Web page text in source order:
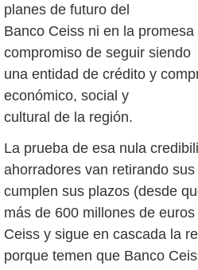
planes de futuro del
Banco Ceiss ni en la
compromiso de seguir siendo
una entidad de crédito y
económico, social y
cultural de la región.
La prueba de esa nula
ahorradores van retirando
cumplen sus plazos (desde
más de 600 millones de
Ceiss y sigue en cascada la
porque temen que Banco